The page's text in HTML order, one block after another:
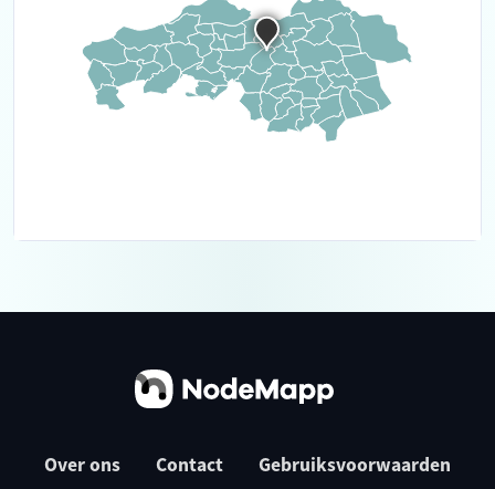
Over ons Contact Gebruiksvoorwaarden